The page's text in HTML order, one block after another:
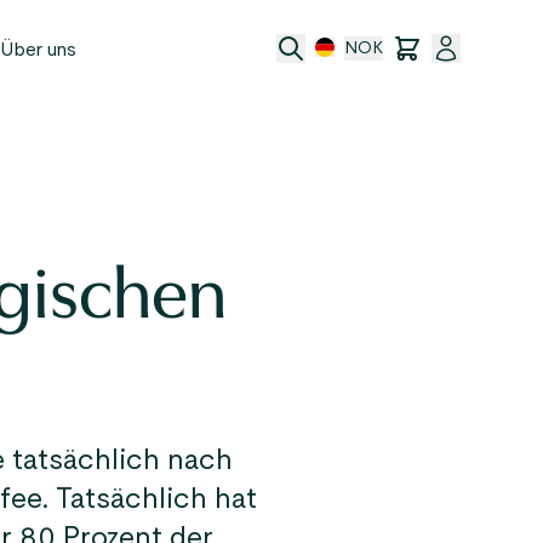
Über uns NOK
tatsächlich nach
Tatsächlich hat